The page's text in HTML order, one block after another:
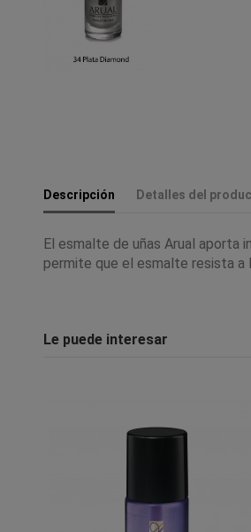
Descripción Detalles del
El esmalte de uñas Arual aporta
permite que el esmalte resista a
Le puede interesar